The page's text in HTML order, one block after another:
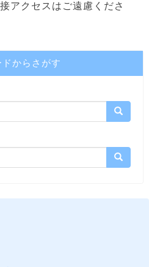
アクセスはご遠慮くださ
からさがす